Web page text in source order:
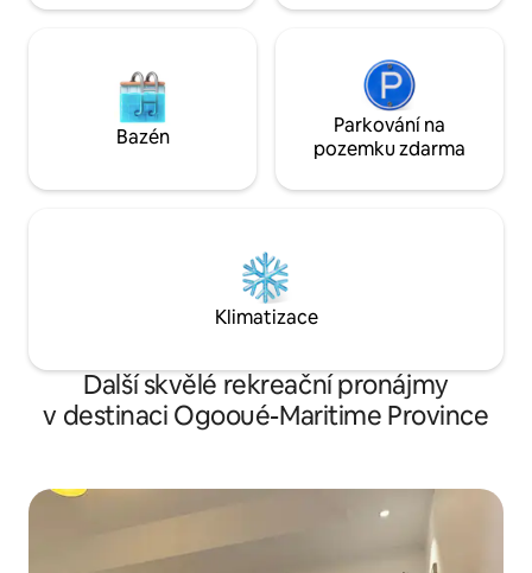
Bazén
Parkování na
pozemku zdarma
Klimatizace
Další skvělé rekreační pronájmy
v destinaci Ogooué-Maritime Province